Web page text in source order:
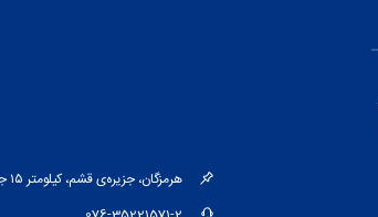
هرمزگان، جزیره‌ی قشم، کیلومتر ۱۵ جاده‌ی ساحلی جنوبی، پارک زیست‌فناوری خلیج‌فارس